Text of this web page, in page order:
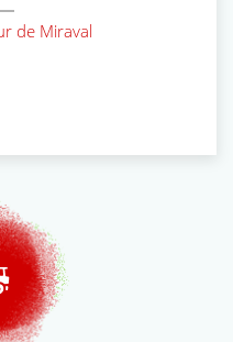
de Miraval